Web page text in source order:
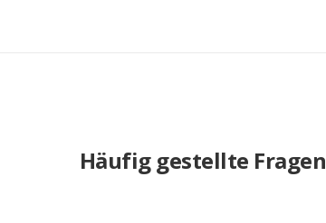
Häufig gestellte Fragen